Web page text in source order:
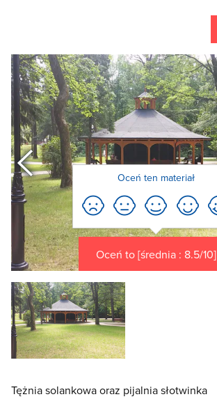
Poprzedni
Oceń to [średnia : 8.5/10]
Oceń ten materiał
Tężnia solankowa oraz pijalnia słotwinka